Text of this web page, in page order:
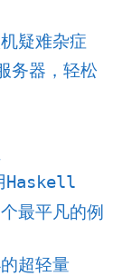
疑难杂症
器，轻松
Haskell
最平凡的例
超轻量